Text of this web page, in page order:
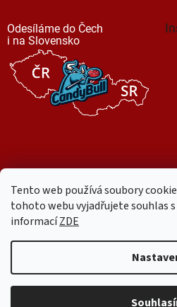
Tento web používá soubory
tohoto webu vyjadřujete souhlas
informacíZDE
Odesíláme do Čech
i na Slovensko
Copyright 2026Mr. Candy Bull.
nastavení